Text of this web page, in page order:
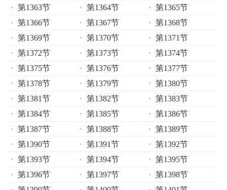
第1363节
第1364节
第1365节
第1366节
第1367节
第1368节
第1369节
第1370节
第1371节
第1372节
第1373节
第1374节
第1375节
第1376节
第1377节
第1378节
第1379节
第1380节
第1381节
第1382节
第1383节
第1384节
第1385节
第1386节
第1387节
第1388节
第1389节
第1390节
第1391节
第1392节
第1393节
第1394节
第1395节
第1396节
第1397节
第1398节